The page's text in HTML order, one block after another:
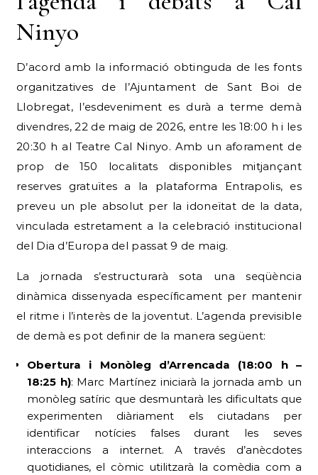
Ninyo
D’acord amb la informació obtinguda de les fonts
organitzatives de l’Ajuntament de Sant Boi de
Llobregat, l’esdeveniment es durà a terme demà
divendres, 22 de maig de 2026, entre les 18:00 h i les
20:30 h al Teatre Cal Ninyo. Amb un aforament de
prop de 150 localitats disponibles mitjançant
reserves gratuïtes a la plataforma Entrapolis, es
preveu un ple absolut per la idoneïtat de la data,
vinculada estretament a la celebració institucional
del Dia d’Europa del passat 9 de maig.
La jornada s’estructurarà sota una seqüència
dinàmica dissenyada específicament per mantenir
el ritme i l’interès de la joventut. L’agenda previsible
de demà es pot definir de la manera següent:
Obertura i Monòleg d’Arrencada (18:00 h –
18:25 h): Marc Martínez iniciarà la jornada amb un
monòleg satíric que desmuntarà les dificultats que
experimenten diàriament els ciutadans per
identificar notícies falses durant les seves
interaccions a internet. A través d’anècdotes
quotidianes, el còmic utilitzarà la comèdia com a